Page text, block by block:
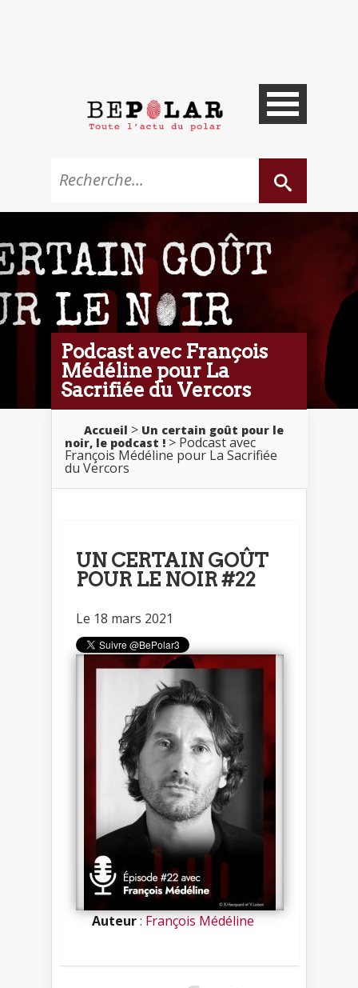
Podcast avec François
Médéline pour La
Sacrifiée du Vercors
Accueil > Un certain goût pour le
noir, le podcast ! > Podcast avec
François Médéline pour La Sacrifiée
du Vercors
UN CERTAIN GOÛT
POUR LE NOIR #22
Le 18 mars 2021
Auteur:François Médéline